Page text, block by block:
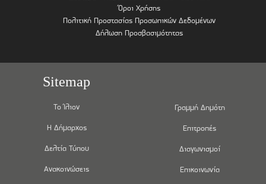
Όροι Χρήσης
Πολιτική Προστασίας Προσωπικών Δεδομένων
Δήλωση Προσβασιμότητας
Sitemap
Το Ίλιον
Η Δήμαρχος
Δελτία Τύπου
Ανακοινώσεις
Γραμμή Δημότη
Επιτροπές
Διαγωνισμοί
Επικοινωνία